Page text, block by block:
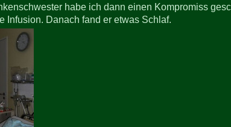
habe ich dann einen Kompromiss
Infusion. Danach fand er etwas Schlaf.